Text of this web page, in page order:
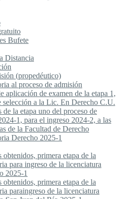
Bufete
Distancia
(propedéutico)
al proceso de admisión
aplicación de examen de la etapa 1,
selección a la Lic. En Derecho C.U.
de la etapa uno del proceso de
1, para el ingreso 2024-2, a las
de la Facultad de Derecho
Derecho 2025-1
obtenidos, primera etapa de la
para ingreso de la licenciatura
2025-1
obtenidos, primera etapa de la
paraingreso de la licenciatura